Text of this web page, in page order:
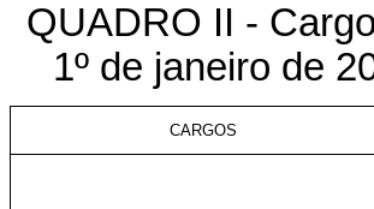
QUADRO II -
1º de janeiro de
CARGOS